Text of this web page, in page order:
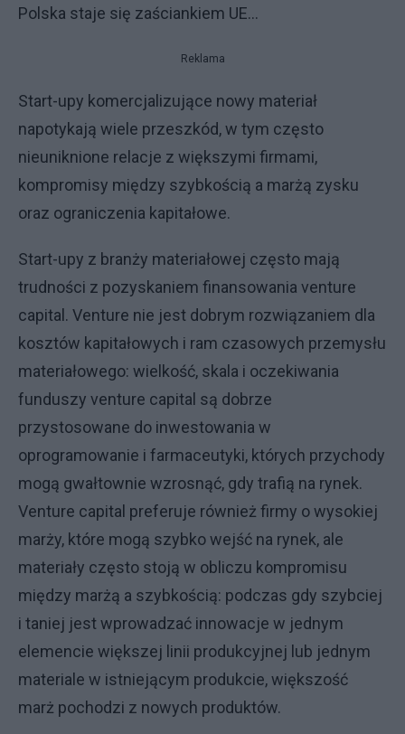
Polska staje się zaściankiem UE...
Reklama
Start-upy komercjalizujące nowy materiał
napotykają wiele przeszkód, w tym często
nieuniknione relacje z większymi firmami,
kompromisy między szybkością a marżą zysku
oraz ograniczenia kapitałowe.
Start-upy z branży materiałowej często mają
trudności z pozyskaniem finansowania venture
capital. Venture nie jest dobrym rozwiązaniem dla
kosztów kapitałowych i ram czasowych przemysłu
materiałowego: wielkość, skala i oczekiwania
funduszy venture capital są dobrze
przystosowane do inwestowania w
oprogramowanie i farmaceutyki, których przychody
mogą gwałtownie wzrosnąć, gdy trafią na rynek.
Venture capital preferuje również firmy o wysokiej
marży, które mogą szybko wejść na rynek, ale
materiały często stoją w obliczu kompromisu
między marżą a szybkością: podczas gdy szybciej
i taniej jest wprowadzać innowacje w jednym
elemencie większej linii produkcyjnej lub jednym
materiale w istniejącym produkcie, większość
marż pochodzi z nowych produktów.